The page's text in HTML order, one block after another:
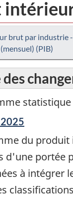
brut par industrie -
(PIB)
des
statistique
du
d'une portée
à intégrer